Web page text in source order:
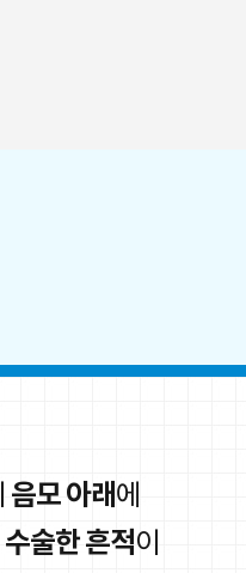
음모 아래에
수술한 흔적이